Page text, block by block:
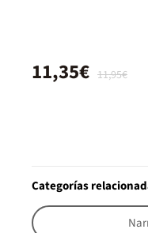
11,95€
11,35€
Categorías